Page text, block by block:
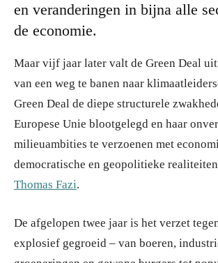
en veranderingen in bijna alle
de economie.
Maar vijf jaar later valt de Green Deal
van een weg te banen naar
Green Deal de diepe structurele
Europese Unie blootgelegd en haar
milieuambities te verzoenen met
democratische en geopolitieke
Thomas Fazi.
De afgelopen twee jaar is het verzet
explosief gegroeid – van boeren,